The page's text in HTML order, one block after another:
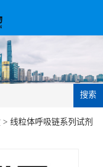
搜索
> 线粒体呼吸链系列试剂